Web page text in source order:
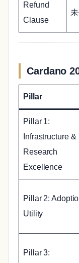
Refund
Clause
Cardano
Pillar
Pillar 1:
Infrastructure &
Research
Excellence
Pillar 2:
Utility
Pillar 3: